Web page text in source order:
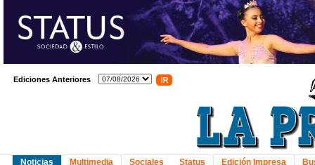
Ediciones Anteriores
Noticias
Multimedia Sociales Status Edición Impresa